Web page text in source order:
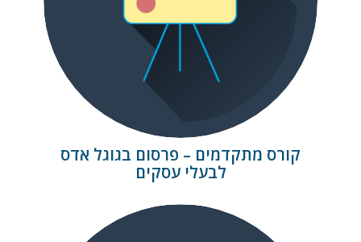
בגוגל אדס לבעלי עסקים
קורס מתקדמים – פרסום בגוגל אדס
לבעלי עסקים